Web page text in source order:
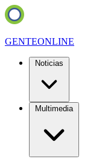
GENTEONLINE
Noticias
Multimedia